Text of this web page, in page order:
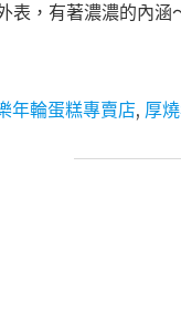
表，有著濃濃的內
年輪蛋糕專賣店, 厚